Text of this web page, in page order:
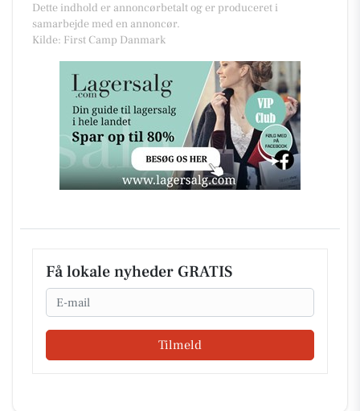
Dette indhold er annoncørbetalt og er produceret i
samarbejde med en annoncør.
Kilde: First Camp Danmark
Få lokale nyheder GRATIS
Email
Tilmeld